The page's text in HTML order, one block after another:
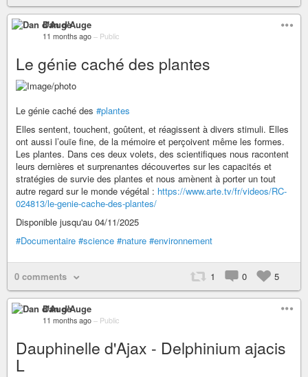
Dan d'Auge
11 months ago – Public
Le génie caché des plantes
Le génie caché des #plantes
Elles sentent, touchent, goûtent, et réagissent à divers stimuli. Elles
ont aussi l’ouïe fine, de la mémoire et perçoivent même les formes.
Les plantes. Dans ces deux volets, des scientifiques nous racontent
leurs dernières et surprenantes découvertes sur les capacités et
stratégies de survie des plantes et nous amènent à porter un tout
autre regard sur le monde végétal : https://www.arte.tv/fr/videos/RC-
024813/le-genie-cache-des-plantes/
Disponible jusqu'au 04/11/2025
#Documentaire #science #nature #environnement
0 comments 1 0 5
Dan d'Auge
11 months ago – Public
Dauphinelle d'Ajax - Delphinium ajacis
L